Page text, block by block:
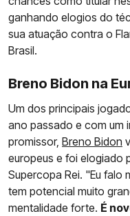
ganhando elogios do
sua atuação contra o
Brasil.
Breno Bidon na
Um dos principais
ano passado e com um
promissor, Breno Bidon
europeus e foi elogiado
Supercopa Rei. "Eu falo
tem potencial muito
mentalidade forte. É